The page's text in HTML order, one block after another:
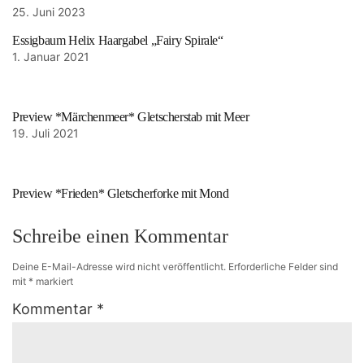
25. Juni 2023
Essigbaum Helix Haargabel „Fairy Spirale“
1. Januar 2021
Preview *Märchenmeer* Gletscherstab mit Meer
19. Juli 2021
Preview *Frieden* Gletscherforke mit Mond
Schreibe einen Kommentar
Deine E-Mail-Adresse wird nicht veröffentlicht. Erforderliche Felder sind
mit * markiert
Kommentar *